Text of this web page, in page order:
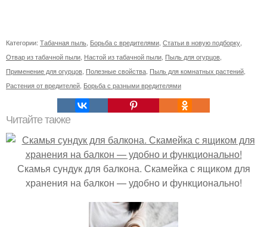
Категории: Табачная пыль Борьба с вредителями Статьи в новую подборку
Отвар из табачной пыли Настой из табачной пыли Пыль для огурцов
Применение для огурцов Полезные свойства Пыль для комнатных растений
Растения от вредителей Борьба с разными вредителями
Читайте также
Скамья сундук для балкона. Скамейка с ящиком для
хранения на балкон — удобно и функционально!